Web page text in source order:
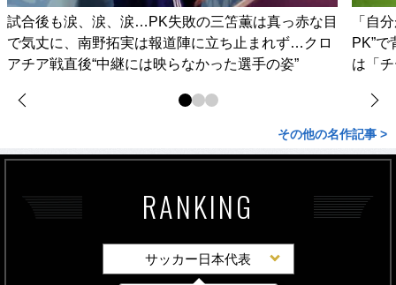
試合後も涙、涙、涙…PK失敗の三笘薫は真っ赤な目
で気丈に、南野拓実は報道陣に立ち止まれず…クロ
アチア戦直後“中継には映らなかった選手の姿”
「自
PK”
は「
その他の名作記事 >
RANKING
サッカー日本代表